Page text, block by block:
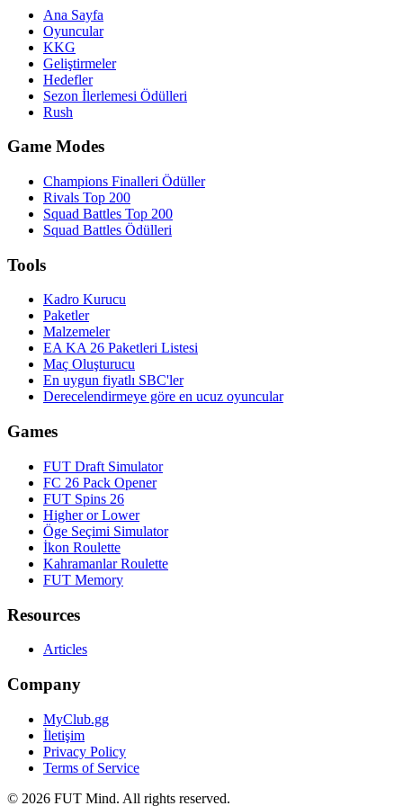
Ana Sayfa
Oyuncular
KKG
Geliştirmeler
Hedefler
Sezon İlerlemesi Ödülleri
Rush
Game Modes
Champions Finalleri Ödüller
Rivals Top 200
Squad Battles Top 200
Squad Battles Ödülleri
Tools
Kadro Kurucu
Paketler
Malzemeler
EA KA 26 Paketleri Listesi
Maç Oluşturucu
En uygun fiyatlı SBC'ler
Derecelendirmeye göre en ucuz oyuncular
Games
FUT Draft Simulator
FC 26 Pack Opener
FUT Spins 26
Higher or Lower
Öge Seçimi Simulator
İkon Roulette
Kahramanlar Roulette
FUT Memory
Resources
Articles
Company
MyClub.gg
İletişim
Privacy Policy
Terms of Service
© 2026 FUT Mind. All rights reserved.